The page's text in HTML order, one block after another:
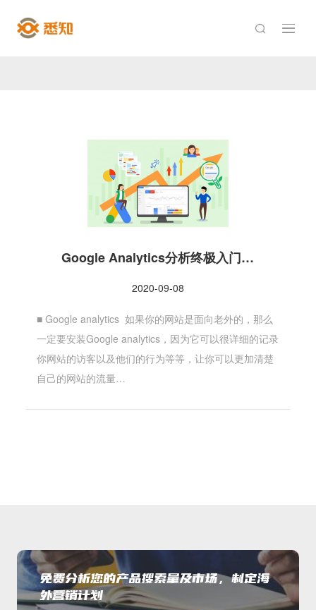

Google Analytics分析终极入门…
2020-09-08
■ Google analytics 如果你的网站是面向老外的，那么
一定要安装Google analytics，因为它可以很详细的记录
你网站的访客以及他们的行为等等，让你可以更加清楚
自己的网站的流量…
免费分析您的产品搜索量及市场，制定海
外营销计划